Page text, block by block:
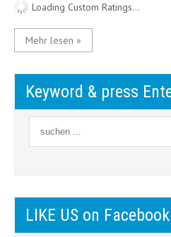
Loading Custom Ratings...
Mehr lesen »
Keyword & press
LIKE US on